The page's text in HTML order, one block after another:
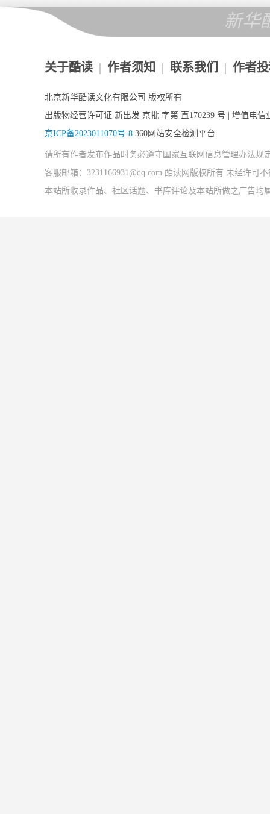
新华
关于酷读 | 作者须知 | 联系我们 | 作者
北京新华酷读文化有限公司 版权所有
出版物经营许可证 新出发 京批 字第 直170239 号 | 增值电信
京ICP备2023011070号-8 360网站安全检测平台
请所有作者发布作品时务必遵守国家互联网信息管理办法
客服邮箱：3231166931@qq.com 酷读网版权所有 未经许可
本站所收录作品、社区话题、书库评论及本站所做之广告均